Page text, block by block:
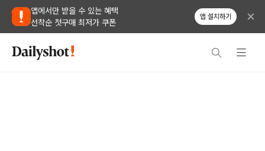
앱에서만 받을 수 있는 혜택
선착순 첫구매 최저가 쿠폰
앱 설치하기